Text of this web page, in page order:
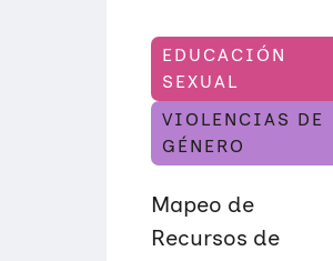
EDUCACIÓN
SEXUAL
VIOLENCIAS DE
GÉNERO
Mapeo de
Recursos de